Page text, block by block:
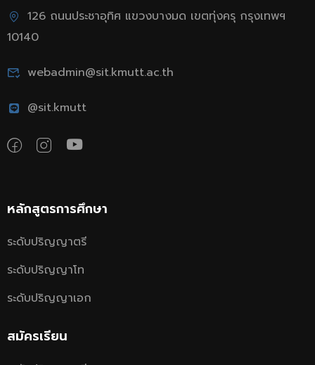
126 ถนนประชาอุทิศ แขวงบางมด เขตทุ่งครุ กรุงเทพฯ
10140
webadmin@sit.kmutt.ac.th
@sit.kmutt
หลักสูตรการศึกษา
ระดับปริญญาตรี
ระดับปริญญาโท
ระดับปริญญาเอก
สมัครเรียน